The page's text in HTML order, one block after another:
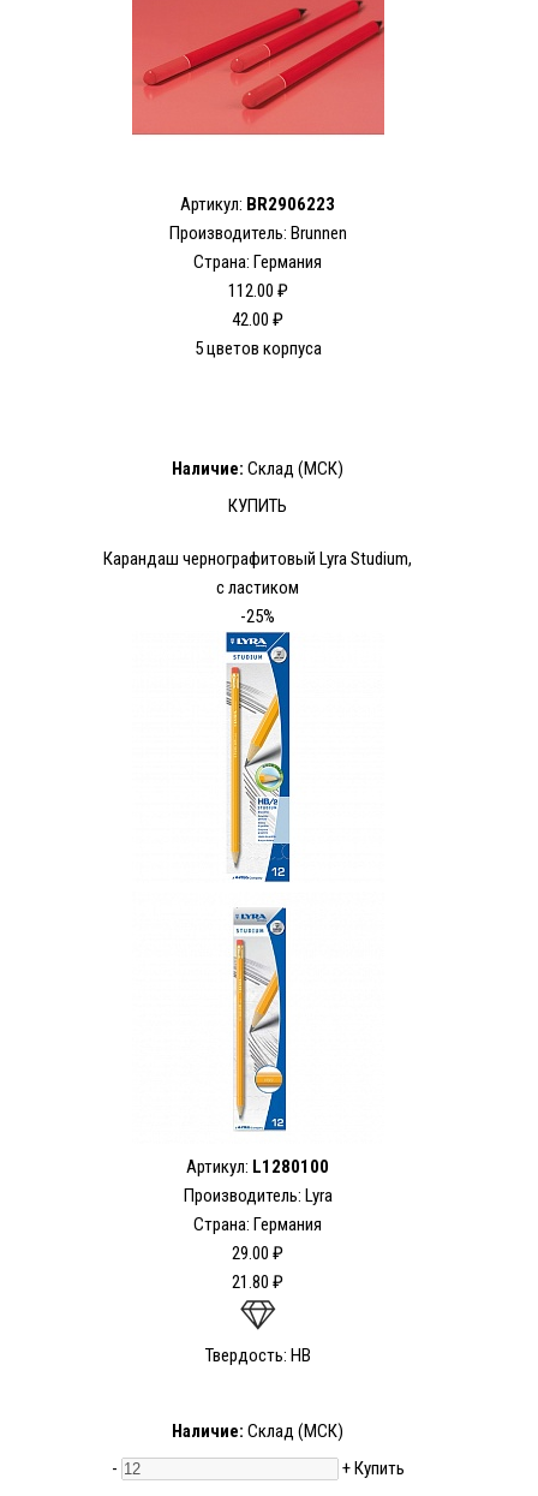
Артикул: BR2906223
Производитель: Brunnen
Страна: Германия
112.00 ₽
42.00 ₽
5 цветов корпуса
Наличие: Склад (МСК)
КУПИТЬ
Карандаш чернографитовый Lyra Studium,
с ластиком
-25%
Артикул: L1280100
Производитель: Lyra
Страна: Германия
29.00 ₽
21.80 ₽
Твердость: HB
Наличие: Склад (МСК)
-
+Купить